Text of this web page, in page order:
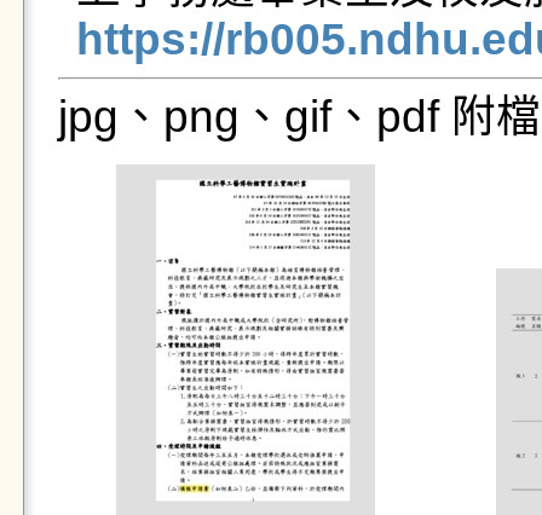
https://
jpg、png、gif、pdf 附